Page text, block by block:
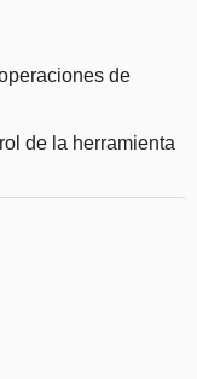
de
de la herramienta